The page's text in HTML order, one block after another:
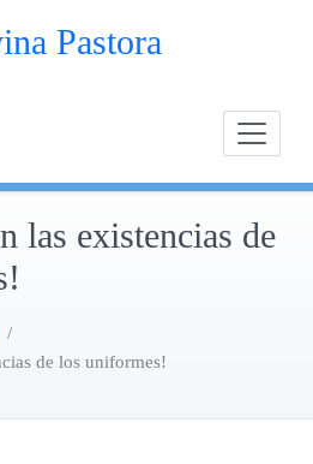
las existencias de
/
de los uniformes!